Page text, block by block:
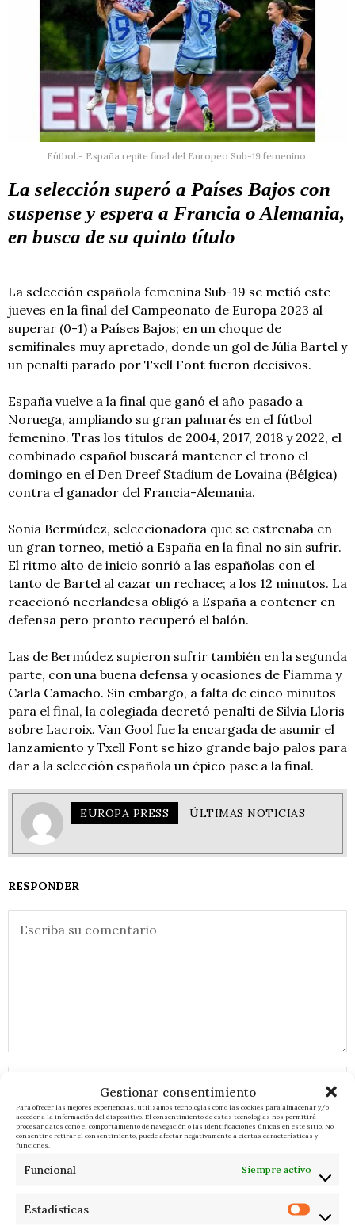
Gestionar consentimiento
Para ofrecer las mejores experiencias, utilizamos tecnologías como las cookies para almacenar y/o
acceder a la información del dispositivo. El consentimiento de estas tecnologías nos permitirá
procesar datos como el comportamiento de navegación o las identificaciones únicas en este sitio. No
consentir o retirar el consentimiento, puede afectar negativamente a ciertas características y
funciones.
Funcional Siempre activo
Estadísticas
Fútbol.- España repite final del Europeo Sub-19 femenino.
La selección superó a Países Bajos con
suspense y espera a Francia o Alemania,
en busca de su quinto título
La selección española femenina Sub-19 se metió este
jueves en la final del Campeonato de Europa 2023 al
superar (0-1) a Países Bajos; en un choque de
semifinales muy apretado, donde un gol de Júlia Bartel y
un penalti parado por Txell Font fueron decisivos.
España vuelve a la final que ganó el año pasado a
Noruega, ampliando su gran palmarés en el fútbol
femenino. Tras los títulos de 2004, 2017, 2018 y 2022, el
combinado español buscará mantener el trono el
domingo en el Den Dreef Stadium de Lovaina (Bélgica)
contra el ganador del Francia-Alemania.
Sonia Bermúdez, seleccionadora que se estrenaba en
un gran torneo, metió a España en la final no sin sufrir.
El ritmo alto de inicio sonrió a las españolas con el
tanto de Bartel al cazar un rechace; a los 12 minutos. La
reaccionó neerlandesa obligó a España a contener en
defensa pero pronto recuperó el balón.
Las de Bermúdez supieron sufrir también en la segunda
parte, con una buena defensa y ocasiones de Fiamma y
Carla Camacho. Sin embargo, a falta de cinco minutos
para el final, la colegiada decretó penalti de Silvia Lloris
sobre Lacroix. Van Gool fue la encargada de asumir el
lanzamiento y Txell Font se hizo grande bajo palos para
dar a la selección española un épico pase a la final.
EUROPA PRESS ÚLTIMAS NOTICIAS
RESPONDER